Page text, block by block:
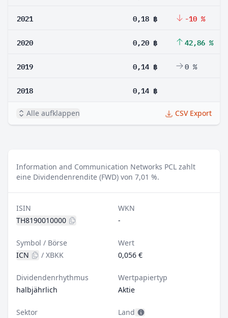
2021 0,18 ฿ -10 %
2020 0,20 ฿ 42,86 %
2019 0,14 ฿ 0 %
2018 0,14 ฿
Alle aufklappen CSV Export
Information and Communication Networks PCL zahlt
eine Dividendenrendite (FWD) von 7,01 %.
ISIN
TH8190010000
WKN
-
Symbol / Börse
ICN
/ XBKK
Wert
0,056 €
Dividendenrhythmus
halbjährlich
Wertpapiertyp
Aktie
Sektor Land